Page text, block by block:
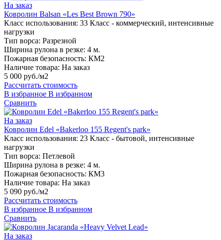
На заказ
Ковролин Balsan «Les Best Brown 790»
Класс использования: 33 Класс - коммерческий, интенсивные
нагрузки
Тип ворса: Разрезной
Ширина рулона в резке: 4 м.
Пожарная безопасность: КМ2
Наличие товара: На заказ
5 000 руб./м2
Рассчитать стоимость
В избранное В избранном
Сравнить
На заказ
Ковролин Edel «Bakerloo 155 Regent's park»
Класс использования: 23 Класс - бытовой, интенсивные
нагрузки
Тип ворса: Петлевой
Ширина рулона в резке: 4 м.
Пожарная безопасность: КМ3
Наличие товара: На заказ
5 090 руб./м2
Рассчитать стоимость
В избранное В избранном
Сравнить
На заказ